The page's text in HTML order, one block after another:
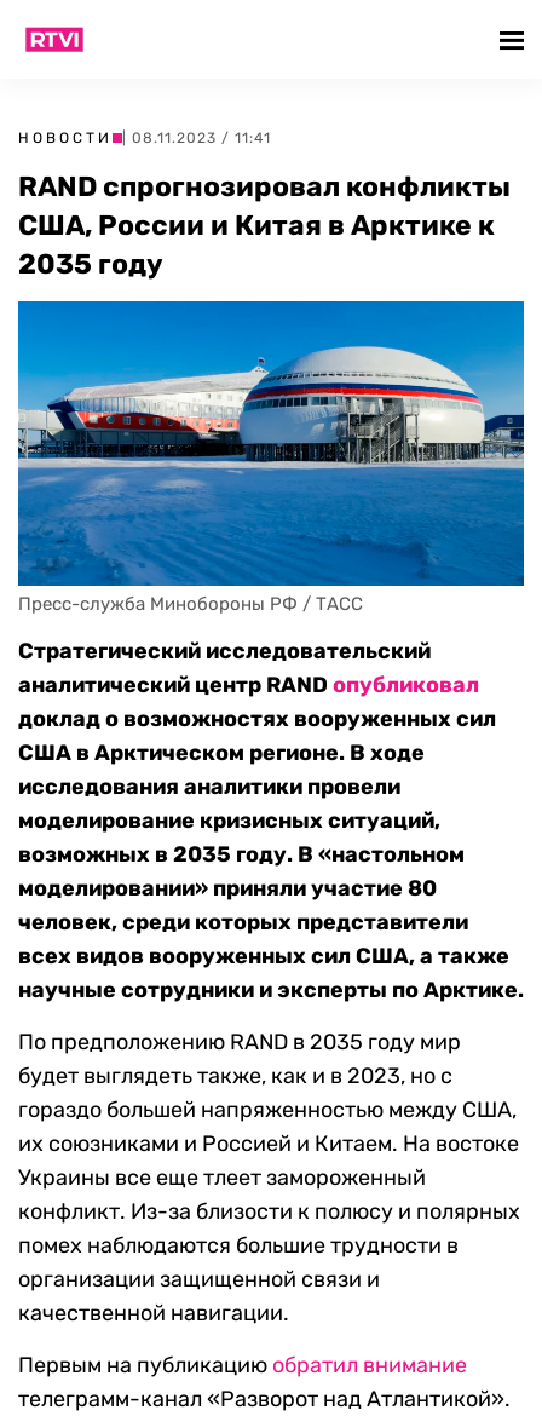
НОВОСТИ | 08.11.2023 / 11:41
RAND спрогнозировал конфликты
США, России и Китая в Арктике к
2035 году
Пресс-служба Минобороны РФ / ТАСС
Стратегический исследовательский
аналитический центр RAND опубликовал
доклад о возможностях вооруженных сил
США в Арктическом регионе. В ходе
исследования аналитики провели
моделирование кризисных ситуаций,
возможных в 2035 году. В «настольном
моделировании» приняли участие 80
человек, среди которых представители
всех видов вооруженных сил США, а также
научные сотрудники и эксперты по Арктике.
По предположению RAND в 2035 году мир
будет выглядеть также, как и в 2023, но с
гораздо большей напряженностью между США,
их союзниками и Россией и Китаем. На востоке
Украины все еще тлеет замороженный
конфликт. Из-за близости к полюсу и полярных
помех наблюдаются большие трудности в
организации защищенной связи и
качественной навигации.
Первым на публикацию обратил внимание
телеграмм-канал «Разворот над Атлантикой».